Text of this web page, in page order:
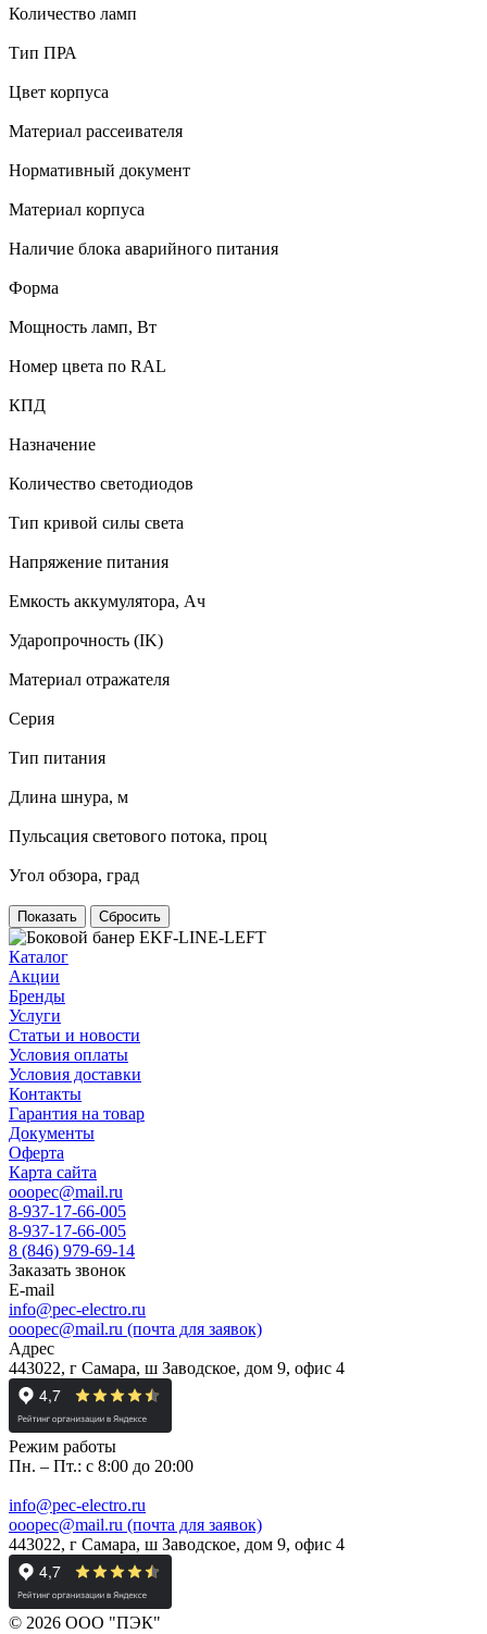
Количество ламп
Тип ПРА
Цвет корпуса
Материал рассеивателя
Нормативный документ
Материал корпуса
Наличие блока аварийного питания
Форма
Мощность ламп, Вт
Номер цвета по RAL
КПД
Назначение
Количество светодиодов
Тип кривой силы света
Напряжение питания
Емкость аккумулятора, Ач
Ударопрочность (IK)
Материал отражателя
Серия
Тип питания
Длина шнура, м
Пульсация светового потока, проц
Угол обзора, град
Сбросить
Каталог
Акции
Бренды
Услуги
Статьи и новости
Условия оплаты
Условия доставки
Контакты
Гарантия на товар
Документы
Оферта
Карта сайта
ooopec@mail.ru
8-937-17-66-005
8-937-17-66-005
8 (846) 979-69-14
Заказать звонок
E-mail
info@pec-electro.ru
ooopec@mail.ru (почта для заявок)
Адрес
443022, г Самара, ш Заводское, дом 9, офис 4
Режим работы
Пн. – Пт.: с 8:00 до 20:00
info@pec-electro.ru
ooopec@mail.ru (почта для заявок)
443022, г Самара, ш Заводское, дом 9, офис 4
© 2026 ООО "ПЭК"